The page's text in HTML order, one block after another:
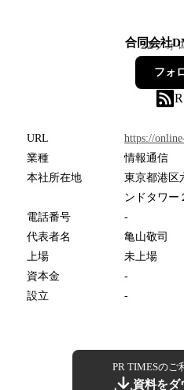
合同会社
22フォ
フォ
URL
https://
業種
情報通信
本社所在地
東京都港区
ンドタワー
電話番号
-
代表者名
亀山敬司
上場
未上場
資本金
-
設立
-
PR TIMESのご
資料をダ